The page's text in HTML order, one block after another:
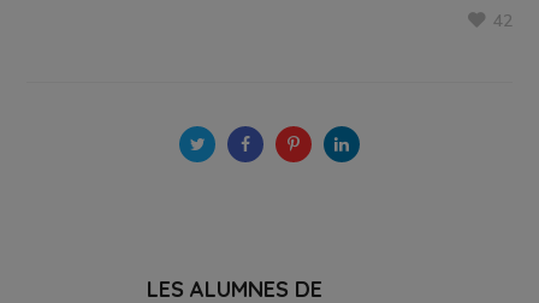
42
LES ALUMNES DE